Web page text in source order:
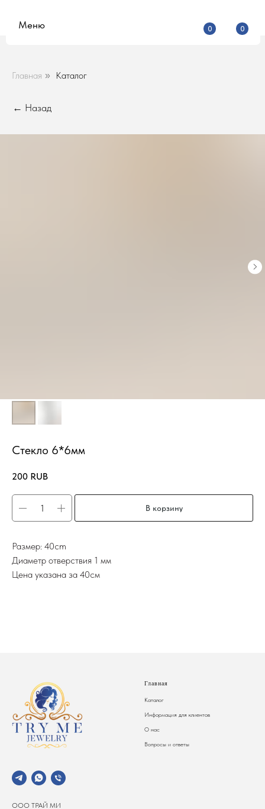
Главная » Каталог
← Назад
Стекло 6*6мм
200 RUB
В корзину
Размер: 40cm
Диаметр отверствия 1 мм
Цена указана за 40см
ООО ТРАЙ МИ
Главная
Каталог
Информация для клиентов
О нас
Вопросы и ответы